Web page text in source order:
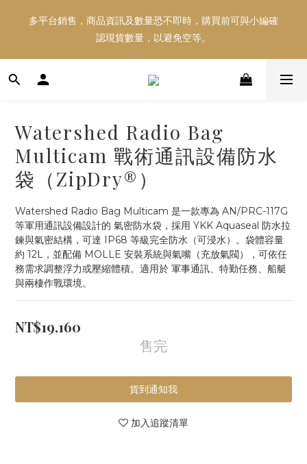
多平台銷售，商品資訊及數量恐不即時，購買前可與小編確
認現貨數量，以避免空等。
多平台銷售，商品資訊及數量恐不即時，購買前可與小編確
認現貨數量，以避免空等。
好東西跟好朋友分享～推薦好友一同享100元購物金！！！
多平台銷售，商品資訊及數量恐不即時，購買前可與小編確
認現貨數量，以避免空等。
Watershed Radio Bag
Multicam 戰術通訊設備防水
袋（ZipDry®）
Watershed Radio Bag Multicam 是一款專為 AN/PRC-117G
等軍用通訊設備設計的 氣密防水袋，採用 YKK Aquaseal 防水拉
鍊與氣密結構，可達 IP68 等級完全防水（可浸水）。袋體容量
約 12L，並配備 MOLLE 安裝系統與氣嘴（充放氣閥），可依任
務需求調整浮力或壓縮體積。適用於 軍事通訊、特勤任務、船艇
與兩棲作戰環境。
NT$19,160
售完
貨到通知我
加入追蹤清單